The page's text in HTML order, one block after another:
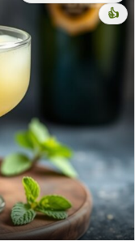
👍